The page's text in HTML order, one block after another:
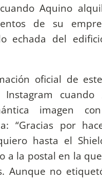
Aquino
de su
echada del
oficial de
Instagram cuando
imagen
“Gracias por
hasta el
a la postal en la
Aunque no